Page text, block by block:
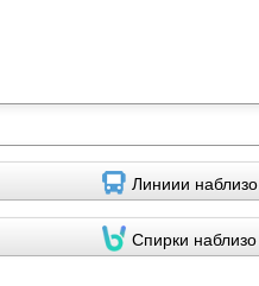
Линиии наблизо
Спирки наблизо